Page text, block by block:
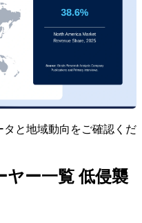
タと地域動向をご確認くだ
ヤー一覧 低侵襲